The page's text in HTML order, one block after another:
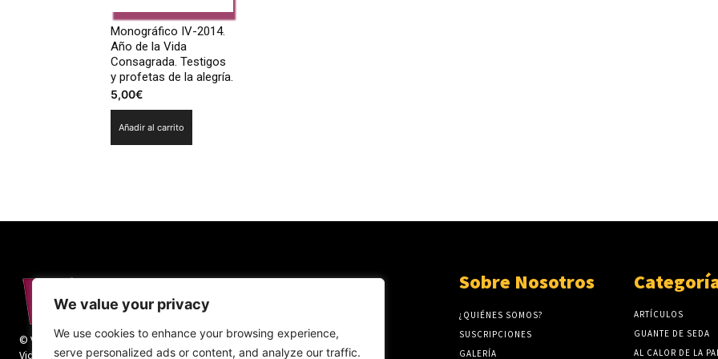
We value your privacy
We use cookies to enhance your browsing experience,
serve personalized ads or content, and analyze our traffic.
Monográfico IV-2014.
Año de la Vida
Consagrada. Testigos
y profetas de la alegría.
5,00€
Añadir al carrito
© Vida Religiosa. Todos los derechos reservados.
Vida Religiosa es una revista mensual y además
Sobre Nosotros
¿QUIÉNES SOMOS?
SUSCRIPCIONES
GALERÍA
ARTÍCULOS
GUANTE DE SEDA
AL CALOR DE LA